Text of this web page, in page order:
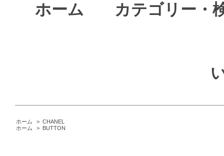
ホーム カテゴリー・
ホーム > CHANEL
ホーム
> BUTTON